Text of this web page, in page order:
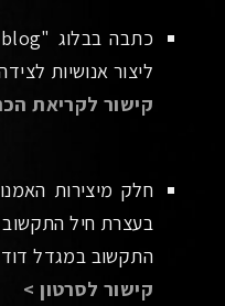
ליצור אנושיות
קישור לקריאת
חלק מיצירות
בעצרת חיל
התקשוב במגדל דוד
קישור לסרטון >